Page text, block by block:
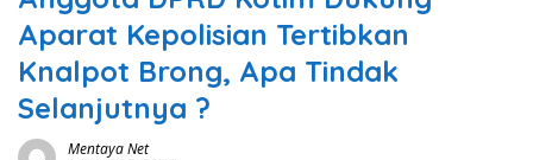
Aparat Kepolisian Tertibkan
Knalpot Brong, Apa Tindak
Selanjutnya ?
Mentaya Net